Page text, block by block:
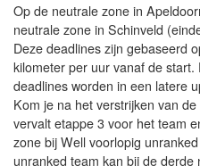
Op de neutrale zone in
neutrale zone in Schinveld
Deze deadlines zijn gebaseerd
kilometer per uur vanaf de
deadlines worden in een latere
Kom je na het verstrijken van
vervalt etappe 3 voor het team
zone bij Well voorlopig
unranked team kan bij de